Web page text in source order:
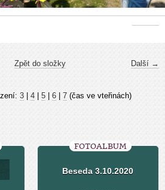
Další →
Zpět do složky
3 4 5 6 7 (čas ve vteřinách)
FOTOALBUM
Beseda 3.10.2020